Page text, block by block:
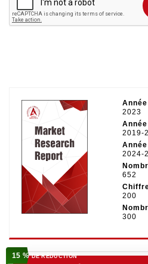
SOUMETTRE UNE
2023
2019-
2024-
652
200
300
15 %DE RÉDUCTION